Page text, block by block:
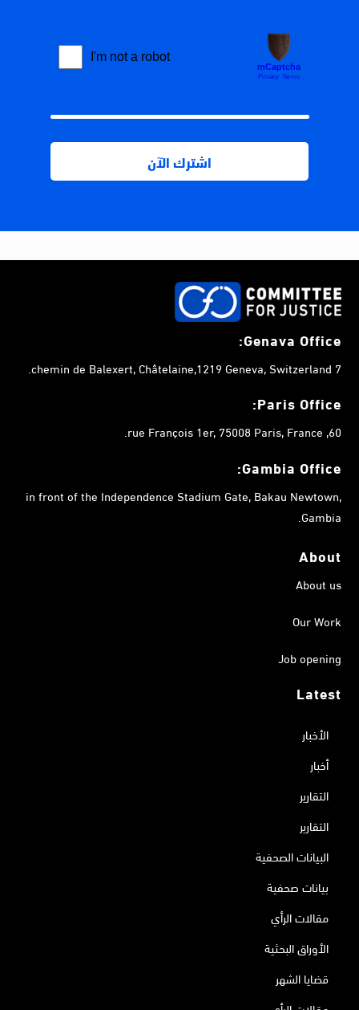
Genava Office:
7 chemin de Balexert, Châtelaine,1219 Geneva, Switzerland.
Paris Office:
60, rue François 1er, 75008 Paris, France.
Gambia Office:
in front of the Independence Stadium Gate, Bakau Newtown,
Gambia.
About
About us
Our Work
Job opening
Latest
الأخبار
أخبار
التقارير
التقارير
البيانات الصحفية
بيانات صحفية
مقالات الرأي
الأوراق البحثية
قضايا الشهر